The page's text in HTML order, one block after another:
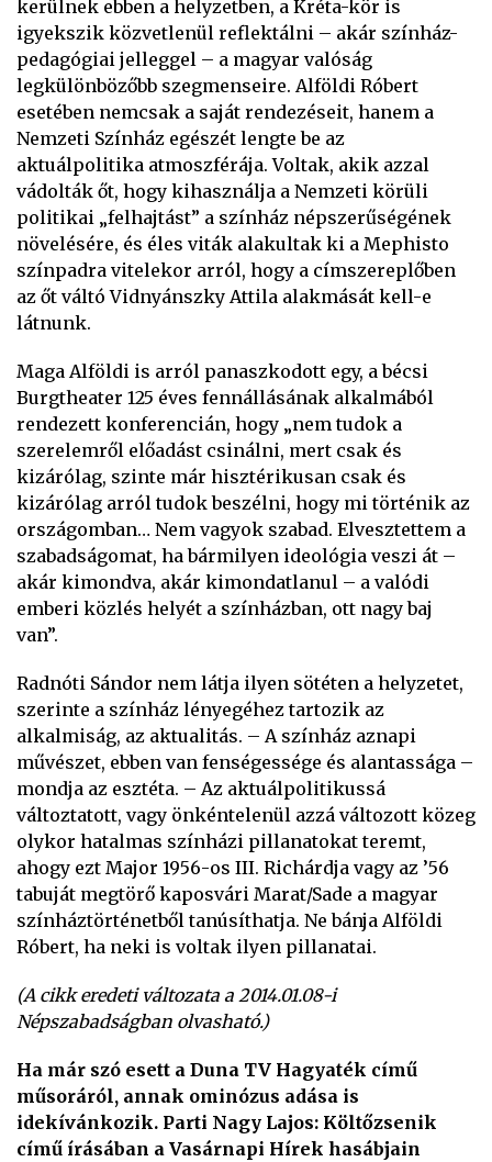
kerülnek ebben a helyzetben, a Kréta-kör is
igyekszik közvetlenül reflektálni – akár színház-
pedagógiai jelleggel – a magyar valóság
legkülönbözőbb szegmenseire. Alföldi Róbert
esetében nemcsak a saját rendezéseit, hanem a
Nemzeti Színház egészét lengte be az
aktuálpolitika atmoszférája. Voltak, akik azzal
vádolták őt, hogy kihasználja a Nemzeti körüli
politikai „felhajtást” a színház népszerűségének
növelésére, és éles viták alakultak ki a Mephisto
színpadra vitelekor arról, hogy a címszereplőben
az őt váltó Vidnyánszky Attila alakmását kell-e
látnunk.
Maga Alföldi is arról panaszkodott egy, a bécsi
Burgtheater 125 éves fennállásának alkalmából
rendezett konferencián, hogy „nem tudok a
szerelemről előadást csinálni, mert csak és
kizárólag, szinte már hisztérikusan csak és
kizárólag arról tudok beszélni, hogy mi történik az
országomban… Nem vagyok szabad. Elvesztettem a
szabadságomat, ha bármilyen ideológia veszi át –
akár kimondva, akár kimondatlanul – a valódi
emberi közlés helyét a színházban, ott nagy baj
van”.
Radnóti Sándor nem látja ilyen sötéten a helyzetet,
szerinte a színház lényegéhez tartozik az
alkalmiság, az aktualitás. – A színház aznapi
művészet, ebben van fenségessége és alantassága –
mondja az esztéta. – Az aktuálpolitikussá
változtatott, vagy önkéntelenül azzá változott közeg
olykor hatalmas színházi pillanatokat teremt,
ahogy ezt Major 1956-os III. Richárdja vagy az ’56
tabuját megtörő kaposvári Marat/Sade a magyar
színháztörténetből tanúsíthatja. Ne bánja Alföldi
Róbert, ha neki is voltak ilyen pillanatai.
(A cikk eredeti változata a 2014.01.08-i
Népszabadságban olvasható.)
Ha már szó esett a Duna TV Hagyaték című
műsoráról, annak ominózus adása is
idekívánkozik. Parti Nagy Lajos: Költőzsenik
című írásában a Vasárnapi Hírek hasábjain